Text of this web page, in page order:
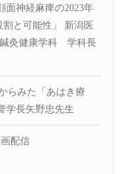
神経麻痺の2023年
と可能性」 新潟医
鍼灸健康学科 学科長
らみた「あはき療
長矢野忠先生
配信